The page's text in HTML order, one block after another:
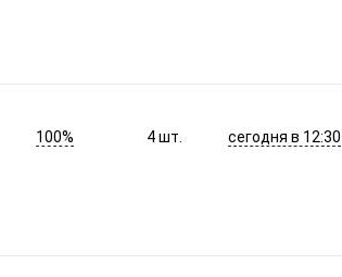
100% 4шт. сегодня в 12:30